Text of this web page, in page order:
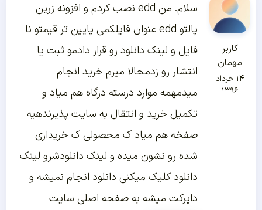
کاربر
مهمان
۱۴ خرداد
۱۳۹۶
سلام. من edd نصب کردم و افزونه زرین
پالتو edd عنوان فایلکمی پایین تر قیمتو نا
فایل و لینک دانلود رو قرار دادمو ثبت یا
انتشار رو زدمحالا میرم خرید انجام
میدمهمه موارد درسته درگاه هم میاد و
تکمیل خرید و انتقال به سایت پذیرندهیه
صفخه هم میاد ک محصولی ک خریداری
شده رو نشون میده و لینک دانلودشرو لینک
دانلود کلیک میکنی دانلود انجام نمیشه و
دایرکت میشه به صفحه اصلی سایت